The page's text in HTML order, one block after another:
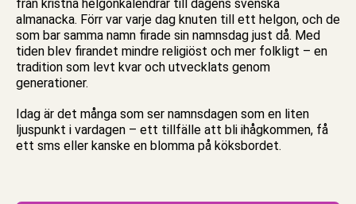
från kristna helgonkalendrar till dagens svenska
almanacka. Förr var varje dag knuten till ett helgon, och de
som bar samma namn firade sin namnsdag just då. Med
tiden blev firandet mindre religiöst och mer folkligt – en
tradition som levt kvar och utvecklats genom
generationer.
Idag är det många som ser namnsdagen som en liten
ljuspunkt i vardagen – ett tillfälle att bli ihågkommen, få
ett sms eller kanske en blomma på köksbordet.